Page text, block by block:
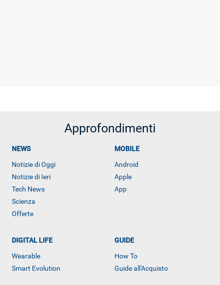
Approfondimenti
NEWS
Notizie di Oggi
Notizie di Ieri
Tech News
Scienza
Offerte
MOBILE
Android
Apple
App
DIGITAL LIFE
Wearable
Smart Evolution
GUIDE
How To
Guide all'Acquisto